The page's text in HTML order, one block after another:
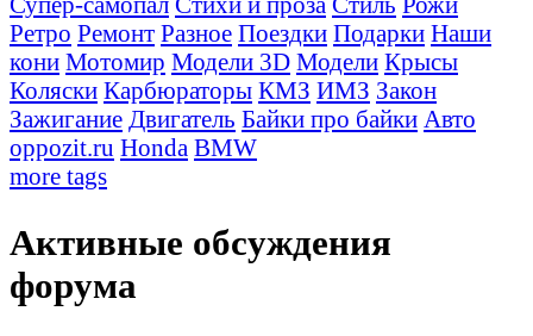
Ретро Ремонт Разное Поездки Подарки Наши
кони Мотомир Модели 3D Модели Крысы
Коляски Карбюраторы КМЗ ИМЗ Закон
Зажигание Двигатель Байки про байки Авто
oppozit.ru Honda BMW
more tags
Активные обсуждения
форума